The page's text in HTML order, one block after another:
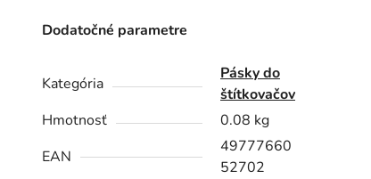
Dodatočné parametre
Kategória
Pásky do
štítkovačov
Hmotnosť
0.08 kg
EAN
49777660
52702